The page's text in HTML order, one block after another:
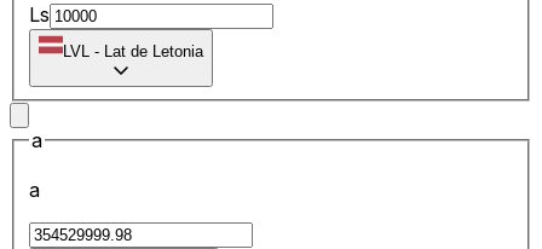
Ls
LVL - Lat de Letonia
a
a